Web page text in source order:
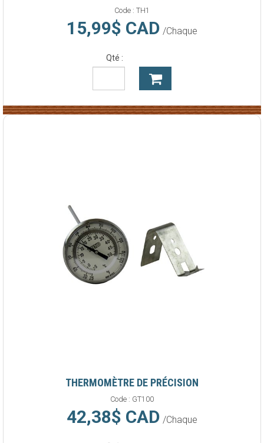
Code : TH1
15,99$ CAD /Chaque
Qté :
THERMOMÈTRE DE PRÉCISION
Code : GT100
42,38$ CAD /Chaque